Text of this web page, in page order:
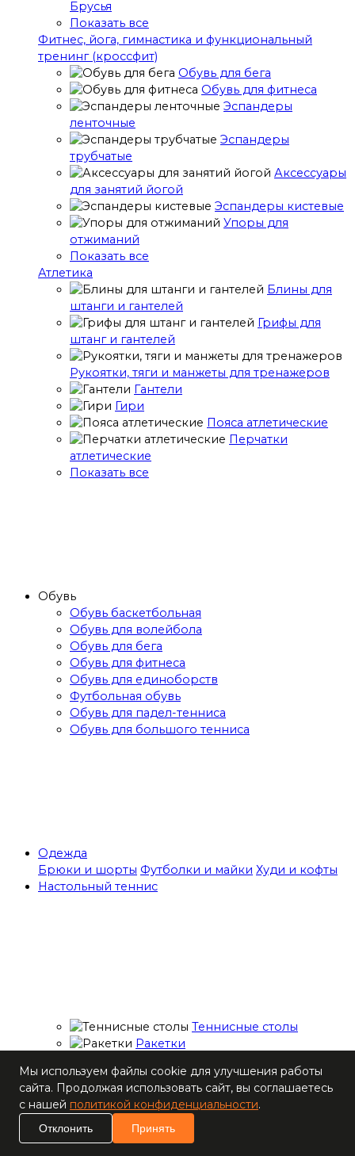
Брусья
Показать все
Фитнес, йога, гимнастика и функциональный
тренинг (кроссфит)
Обувь для бега
Обувь для фитнеса
Эспандеры
ленточные
Эспандеры
трубчатые
Аксессуары
для занятий йогой
Эспандеры кистевые
Упоры для
отжиманий
Показать все
Атлетика
Блины для
штанги и гантелей
Грифы для
штанг и гантелей
Рукоятки, тяги и манжеты для тренажеров
Гантели
Гири
Пояса атлетические
Перчатки
атлетические
Показать все
Обувь
Обувь баскетбольная
Обувь для волейбола
Обувь для бега
Обувь для фитнеса
Обувь для единоборств
Футбольная обувь
Обувь для падел-тенниса
Обувь для большого тенниса
Одежда
Брюки и шорты Футболки и майки Худи и кофты
Настольный теннис
Теннисные столы
Ракетки
ракеток
Основания для
ракеток
Мячи
Наборы
Мы используем файлы cookie для улучшения работы
сайта. Продолжая использовать сайт, вы соглашаетесь
с нашей политикой конфиденциальности.
Отклонить Принять